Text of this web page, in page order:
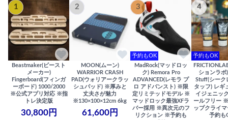
1
Beastmaker(ビースト
メーカー)
Fingerboard(フィンガ
ーボード) 1000/2000
※公式アプリ対応 ※指
トレ決定版
30,800円
2
MOON(ムーン)
WARRIOR CRASH
PAD(ウォリアークラッ
シュパッド) ※厚みと
丈夫さが魅力
※130×100×12cm 6kg
61,600円
3
予約もOK
MadRock(マッドロッ
ク) Remora Pro
ADVANCED(レモラ プ
ロ アドバンスト) ※限
定リミテッドモデル ※
マッドロック最強XFラ
バー採用 ※異次元のフ
リクション ※予約も
4
予約もOK
ションラボ
Stuff(シーク
タッフ) レギ
イジェニッ
ールフリー
ップクライ
予約も